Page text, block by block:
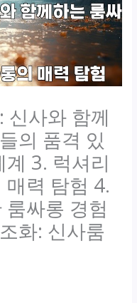
신사와 함께
의 품격 있
3. 럭셔리
력 탐험 4.
싸롱 경험
화: 신사룸